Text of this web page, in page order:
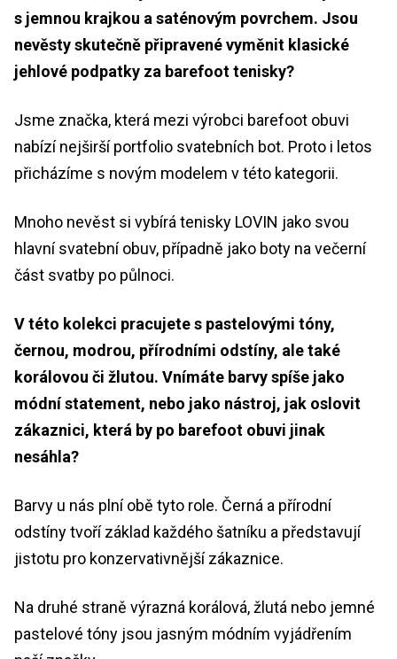
s jemnou krajkou a saténovým povrchem. Jsou
nevěsty skutečně připravené vyměnit klasické
jehlové podpatky za barefoot tenisky?
Jsme značka, která mezi výrobci barefoot obuvi
nabízí nejširší portfolio svatebních bot. Proto i letos
přicházíme s novým modelem v této kategorii.
Mnoho nevěst si vybírá tenisky LOVIN jako svou
hlavní svatební obuv, případně jako boty na večerní
část svatby po půlnoci.
V této kolekci pracujete s pastelovými tóny,
černou, modrou, přírodními odstíny, ale také
korálovou či žlutou. Vnímáte barvy spíše jako
módní statement, nebo jako nástroj, jak oslovit
zákaznici, která by po barefoot obuvi jinak
nesáhla?
Barvy u nás plní obě tyto role. Černá a přírodní
odstíny tvoří základ každého šatníku a představují
jistotu pro konzervativnější zákaznice.
Na druhé straně výrazná korálová, žlutá nebo jemné
pastelové tóny jsou jasným módním vyjádřením